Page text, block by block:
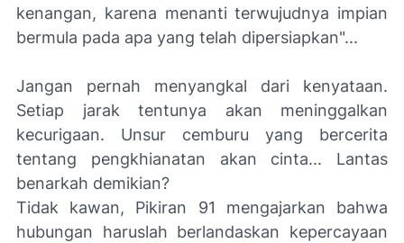
kenangan, karena menanti terwujudnya impian
bermula pada apa yang telah dipersiapkan"...
Jangan pernah menyangkal dari kenyataan.
Setiap jarak tentunya akan meninggalkan
kecurigaan. Unsur cemburu yang bercerita
tentang pengkhianatan akan cinta... Lantas
benarkah demikian?
Tidak kawan, Pikiran 91 mengajarkan bahwa
hubungan haruslah berlandaskan kepercayaan